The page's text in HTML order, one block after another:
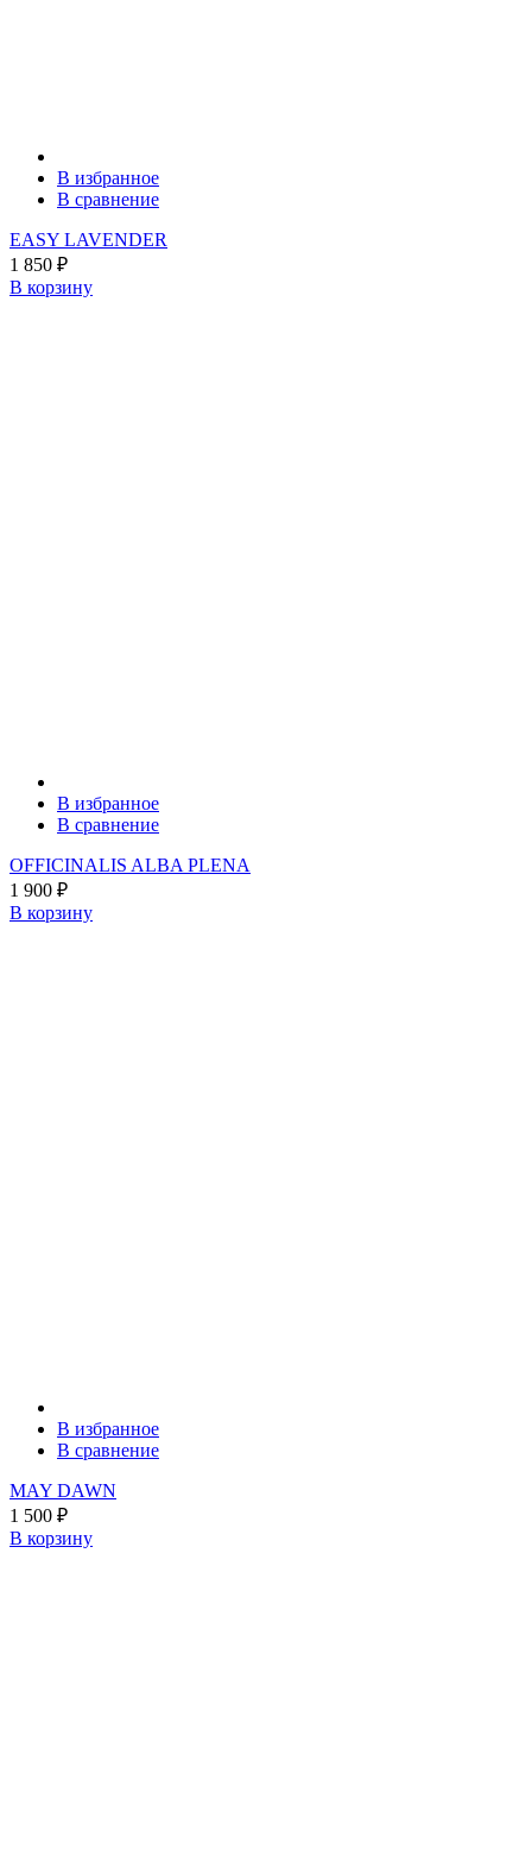
В избранное
В сравнение
EASY LAVENDER
1 850 ₽
В корзину
В избранное
В сравнение
OFFICINALIS ALBA PLENA
1 900 ₽
В корзину
В избранное
В сравнение
MAY DAWN
1 500 ₽
В корзину